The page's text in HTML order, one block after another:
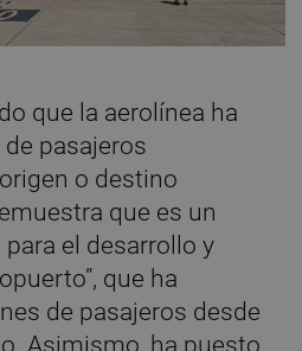
que la aerolínea ha
pasajeros
o destino
que es un
el desarrollo y
que ha
de pasajeros desde
Asimismo, ha puesto